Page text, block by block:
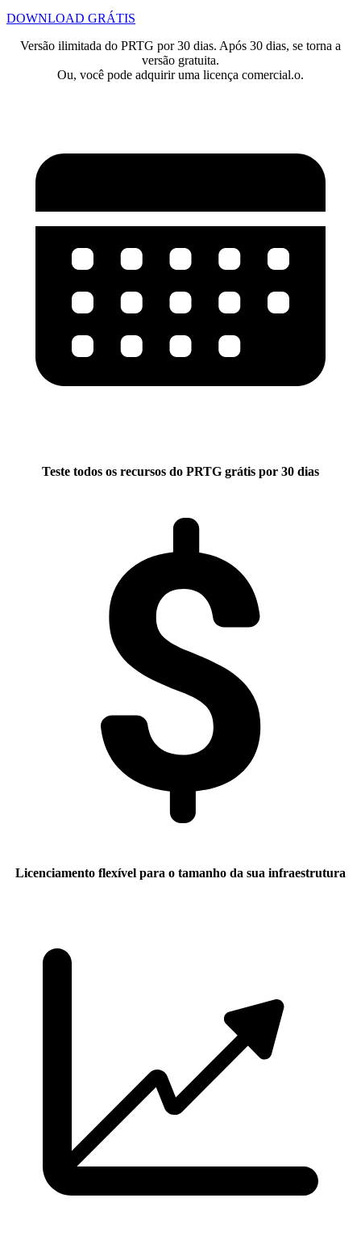
DOWNLOAD GRÁTIS
Versão ilimitada do PRTG por 30 dias. Após 30 dias, se torna a
versão gratuita.
Ou, você pode adquirir uma licença comercial.o.
Teste todos os recursos do PRTG grátis por 30 dias
Licenciamento flexível para o tamanho da sua infraestrutura